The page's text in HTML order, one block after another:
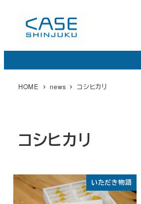
コ
HOME news コシヒカリ
コシヒカリ
いただき物語